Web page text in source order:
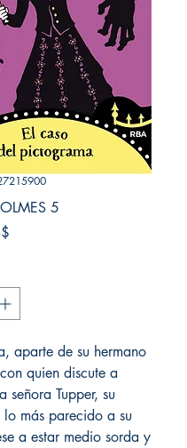
5
aparte de su hermano
quien discute a
señora Tupper, su
lo más parecido a su
a estar medio sorda y